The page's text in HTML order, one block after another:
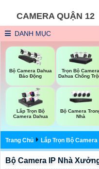
CAMERA QUẬN 12
DANH MỤC
Bộ Camera Dahua
Báo Động
Trọn Bộ Camera
Dahua Chống
Lắp Trọn Bộ
Camera Dahua
Bộ Camera
Nhà
Trang Chủ Lắp Trọn Bộ
Bộ Camera IP Nhà